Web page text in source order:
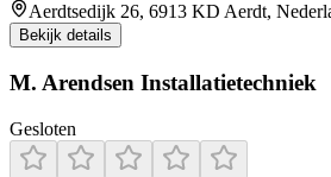
Aerdtsedijk 26, 6913 KD Aerdt,
Bekijk details
M. Arendsen Installatietechniek
Gesloten